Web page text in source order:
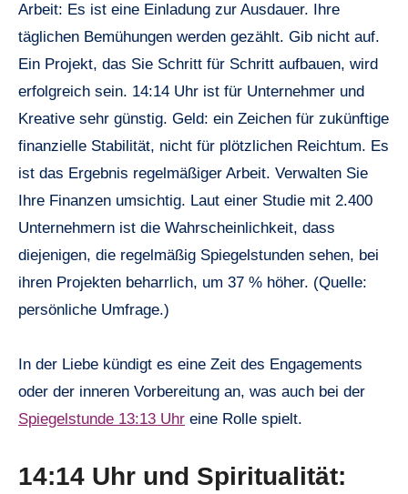
Arbeit: Es ist eine Einladung zur Ausdauer. Ihre
täglichen Bemühungen werden gezählt. Gib nicht auf.
Ein Projekt, das Sie Schritt für Schritt aufbauen, wird
erfolgreich sein. 14:14 Uhr ist für Unternehmer und
Kreative sehr günstig. Geld: ein Zeichen für zukünftige
finanzielle Stabilität, nicht für plötzlichen Reichtum. Es
ist das Ergebnis regelmäßiger Arbeit. Verwalten Sie
Ihre Finanzen umsichtig. Laut einer Studie mit 2.400
Unternehmern ist die Wahrscheinlichkeit, dass
diejenigen, die regelmäßig Spiegelstunden sehen, bei
ihren Projekten beharrlich, um 37 % höher. (Quelle:
persönliche Umfrage.)
In der Liebe kündigt es eine Zeit des Engagements
oder der inneren Vorbereitung an, was auch bei der
Spiegelstunde 13:13 Uhr eine Rolle spielt.
14:14 Uhr und Spiritualität: